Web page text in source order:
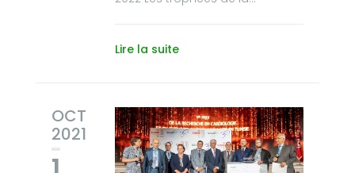
Lire la suite
OCT
2021